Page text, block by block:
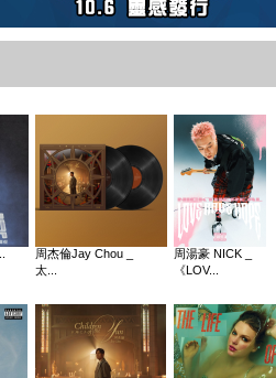
周杰倫Jay Chou _
太...
周湯豪 NICK _
《LOV...